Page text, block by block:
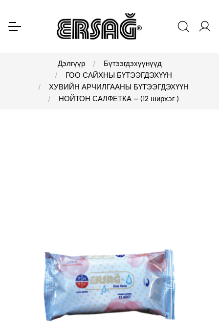
Дэлгүүр
Бүтээгдэхүүнүүд
ГОО САЙХНЫ БҮТЭЭГДЭХҮҮН
ХУВИЙН АРЧИЛГААНЫ БҮТЭЭГДЭХҮҮН
НОЙТОН САЛФЕТКА – (12 ширхэг )